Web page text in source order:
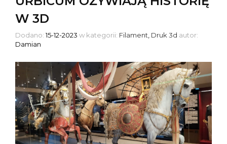
W 3D
Dodano:15-12-2023 w kategorii: Filament, Druk 3d autor:
Damian